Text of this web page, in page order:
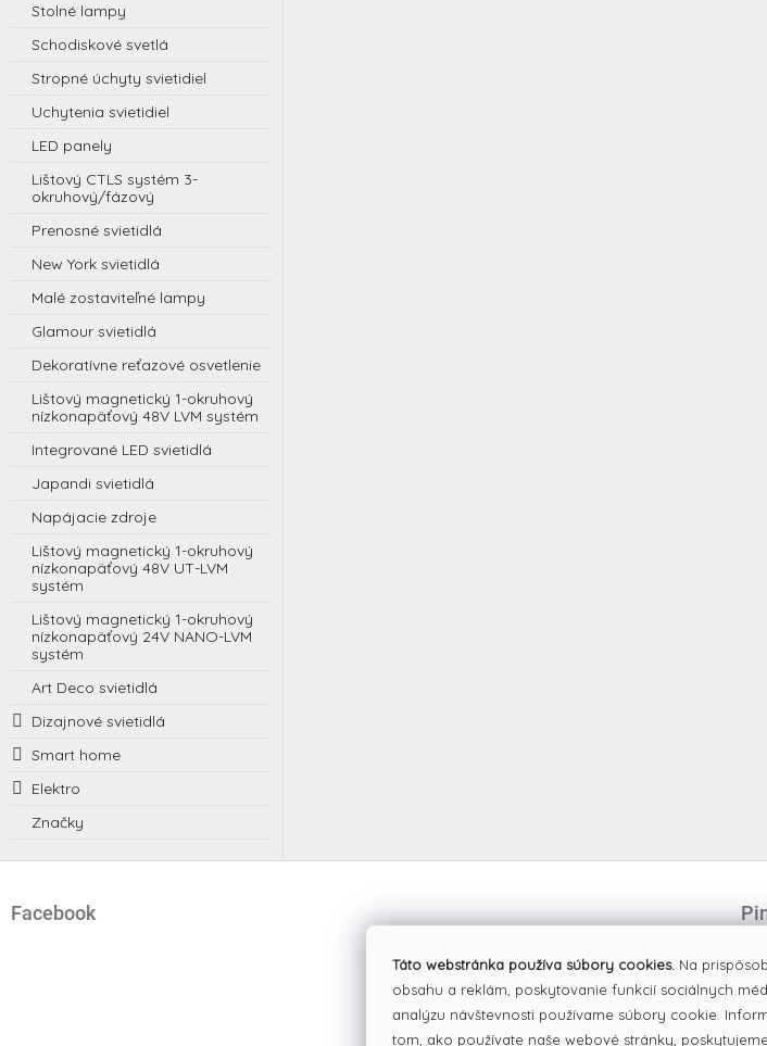
Táto webstránka používa súbory cookies. Na
obsahu a reklám, poskytovanie funkcií sociálnych
analýzu návštevnosti používame súbory cookie.
tom, ako používate naše webové stránky,
Stolné lampy
Schodiskové svetlá
Stropné úchyty svietidiel
Uchytenia svietidiel
LED panely
Lištový CTLS systém 3-
okruhový/fázový
Prenosné svietidlá
New York svietidlá
Malé zostaviteľné lampy
Glamour svietidlá
Dekoratívne reťazové osvetlenie
Lištový magnetický 1-okruhový
nízkonapäťový 48V LVM systém
Integrované LED svietidlá
Japandi svietidlá
Napájacie zdroje
Lištový magnetický 1-okruhový
nízkonapäťový 48V UT-LVM
systém
Lištový magnetický 1-okruhový
nízkonapäťový 24V NANO-LVM
systém
Art Deco svietidlá
Dizajnové svietidlá
Smart home
Elektro
Značky
Facebook